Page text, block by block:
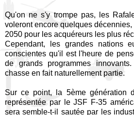
Qu'on ne s'y trompe pas, les
voleront encore quelques
2050 pour les acquéreurs les plus
Cependant, les grandes nations
conscientes qu'il est l'heure de
de grands programmes
chasse en fait naturellement partie.
Sur ce point, la 5ème génération
représentée par le JSF F-35
sera semble-t-il sautée par les